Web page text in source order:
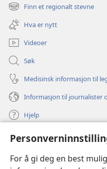
For å gi deg en best
nytt
vindu)
Finn et regionalt stevne
(åpner
nytt
vindu)
Hva er nytt
Videoer
Søk
Medisinsk informasjon til
Informasjon til journalister
Hjelp
Bidrag
(åpner
nytt
vindu)